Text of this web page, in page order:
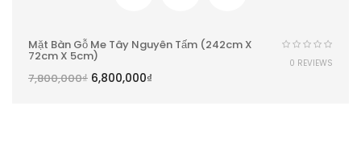
Mặt Bàn Gỗ Me Tây Nguyên Tấm (242cm X
72cm X 5cm)
7,800,000₫ 6,800,000₫
0 REVIEWS